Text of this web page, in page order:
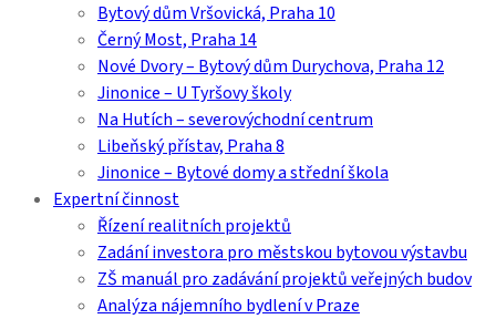
Bytový dům Vršovická, Praha 10
Černý Most, Praha 14
Nové Dvory – Bytový dům Durychova, Praha 12
Jinonice – U Tyršovy školy
Na Hutích – severovýchodní centrum
Libeňský přístav, Praha 8
Jinonice – Bytové domy a střední škola
Expertní činnost
Řízení realitních projektů
Zadání investora pro městskou bytovou výstavbu
ZŠ manuál pro zadávání projektů veřejných budov
Analýza nájemního bydlení v Praze